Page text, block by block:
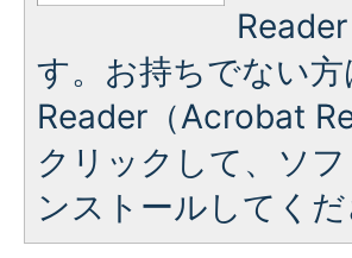
す。お持ちでない
Reader（Acrobat
クリックして、ソ
ンストールしてくだ